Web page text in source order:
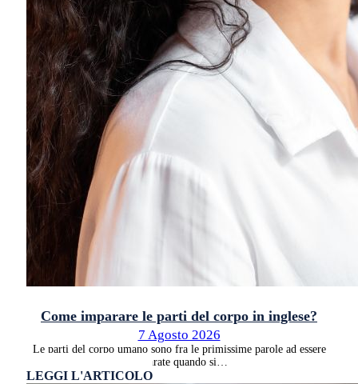
Come imparare le parti del corpo in inglese?
7 Agosto 2026
Le parti del corpo umano sono fra le primissime parole ad essere
imparate quando si…
LEGGI L'ARTICOLO